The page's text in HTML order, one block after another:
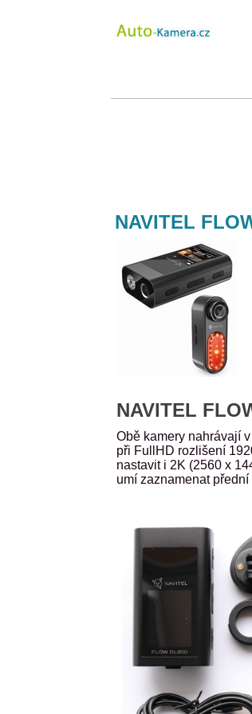
NAVITEL
NAVITEL
Obě kamery nahrávají
při FullHD rozlišení
nastavit i 2K (2560 x
umí zaznamenat